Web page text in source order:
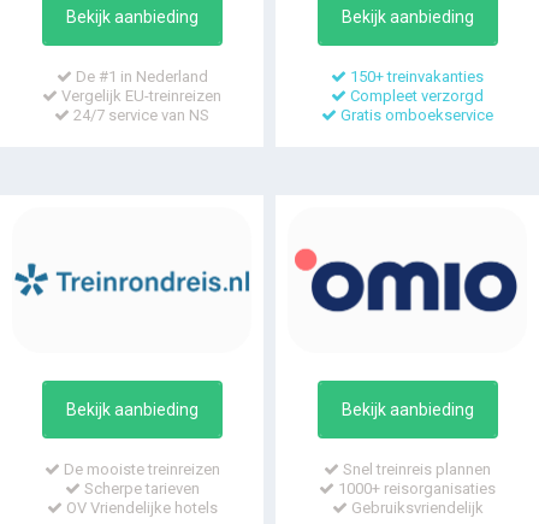
Bekijk aanbieding
De #1 in Nederland
Vergelijk EU-treinreizen
24/7 service van NS
Bekijk aanbieding
150+ treinvakanties
Compleet verzorgd
Gratis omboekservice
Bekijk aanbieding
De mooiste treinreizen
Scherpe tarieven
OV Vriendelijke hotels
Bekijk aanbieding
Snel treinreis plannen
1000+ reisorganisaties
Gebruiksvriendelijk